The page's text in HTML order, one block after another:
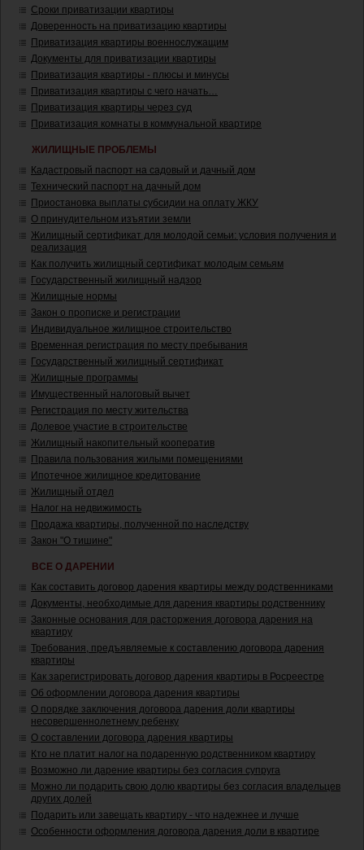
Сроки приватизации квартиры
Доверенность на приватизацию квартиры
Приватизация квартиры военнослужащим
Документы для приватизации квартиры
Приватизация квартиры - плюсы и минусы
Приватизация квартиры с чего начать…
Приватизация квартиры через суд
Приватизация комнаты в коммунальной квартире
ЖИЛИЩНЫЕ ПРОБЛЕМЫ
Кадастровый паспорт на садовый и дачный дом
Технический паспорт на дачный дом
Приостановка выплаты субсидии на оплату ЖКУ
О принудительном изъятии земли
Жилищный сертификат для молодой семьи: условия получения и
реализация
Как получить жилищный сертификат молодым семьям
Государственный жилищный надзор
Жилищные нормы
Закон о прописке и регистрации
Индивидуальное жилищное строительство
Временная регистрация по месту пребывания
Государственный жилищный сертификат
Жилищные программы
Имущественный налоговый вычет
Регистрация по месту жительства
Долевое участие в строительстве
Жилищный накопительный кооператив
Правила пользования жилыми помещениями
Ипотечное жилищное кредитование
Жилищный отдел
Налог на недвижимость
Продажа квартиры, полученной по наследству
Закон "О тишине"
ВСЕ О ДАРЕНИИ
Как составить договор дарения квартиры между родственниками
Документы, необходимые для дарения квартиры родственнику
Законные основания для расторжения договора дарения на
квартиру
Требования, предъявляемые к составлению договора дарения
квартиры
Как зарегистрировать договор дарения квартиры в Росреестре
Об оформлении договора дарения квартиры
О порядке заключения договора дарения доли квартиры
несовершеннолетнему ребенку
О составлении договора дарения квартиры
Кто не платит налог на подаренную родственником квартиру
Возможно ли дарение квартиры без согласия супруга
Можно ли подарить свою долю квартиры без согласия владельцев
других долей
Подарить или завещать квартиру - что надежнее и лучше
Особенности оформления договора дарения доли в квартире